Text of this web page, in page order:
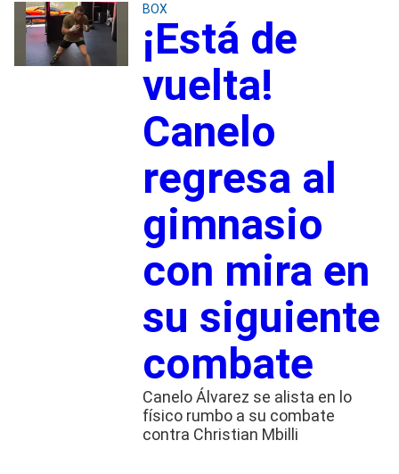
BOX
¡Está de
vuelta!
Canelo
regresa al
gimnasio
con mira en
su siguiente
combate
Canelo Álvarez se alista en lo
físico rumbo a su combate
contra Christian Mbilli